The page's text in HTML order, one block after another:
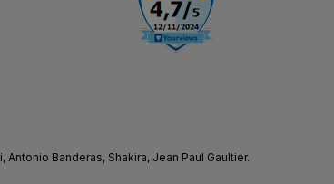
Banderas, Shakira, Jean Paul Gaultier.